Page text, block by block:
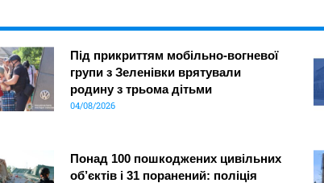
Під прикриттям мобільно-вогневої
групи з Зеленівки врятували
родину з трьома дітьми
04/08/2026
Понад 100 пошкоджених цивільних
об’єктів і 31 поранений: поліція